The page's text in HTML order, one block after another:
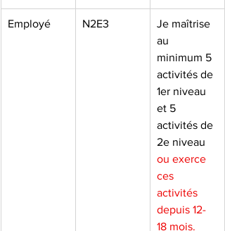
Employé N2E3
Je maîtrise
au
minimum 5
activités de
1er niveau
et 5
activités de
2e niveau
ou exerce
ces
activités
depuis 12-
18 mois.